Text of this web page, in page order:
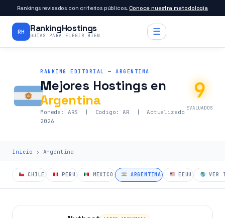
Rankings revisados con criterios públicos.Conoce nuestra metodología
RH RankingHostings
GUÍAS PARA ELEGIR BIEN ☰
RANKING EDITORIAL — ARGENTINA
Mejores Hostings en
Argentina
Moneda: ARS | Codigo: AR | Actualizado
2026
9
EVALUADOS
Inicio › Argentina
CHILE PERU MEXICO ARGENTINA EEUU VER